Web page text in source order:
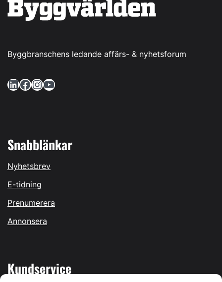
Byggbranschens ledande affärs- & nyhetsforum
LinkedIn Facebook InstagramYouTube
Snabblänkar
Nyhetsbrev
E-tidning
Prenumerera
Annonsera
Kundservice